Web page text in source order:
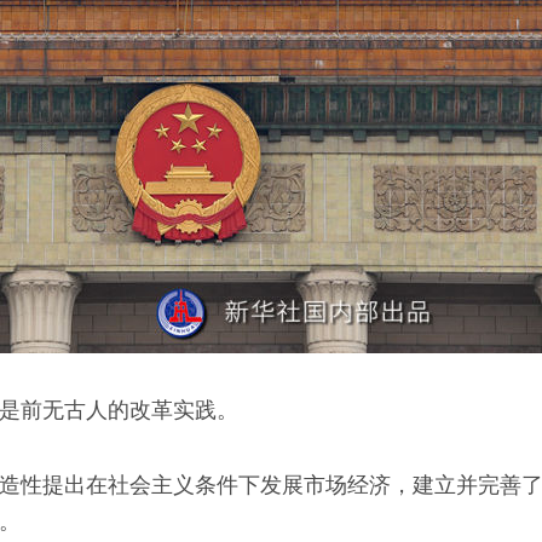
前无古人的改革实践。
性提出在社会主义条件下发展市场经济，建立并完善